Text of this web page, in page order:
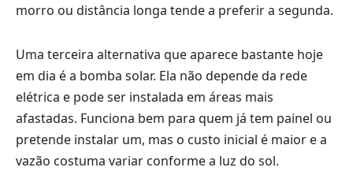
morro ou distância longa tende a preferir a segunda.
Uma terceira alternativa que aparece bastante hoje
em dia é a bomba solar. Ela não depende da rede
elétrica e pode ser instalada em áreas mais
afastadas. Funciona bem para quem já tem painel ou
pretende instalar um, mas o custo inicial é maior e a
vazão costuma variar conforme a luz do sol.